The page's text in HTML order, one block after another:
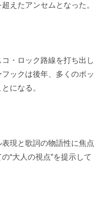
えたアンセムとなった。
・ロック路線を打ち出し
ックは後年、多くのポッ
になる。
現と歌詞の物語性に焦点
“大人の視点”を提示して